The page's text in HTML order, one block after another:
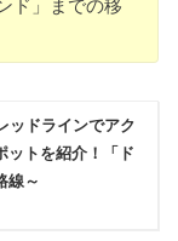
ド」までの移
ッドラインでアク
ットを紹介！「ド
線～